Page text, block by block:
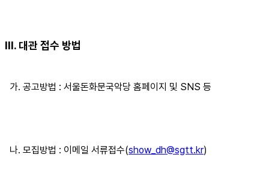
Ⅲ. 대관 접수 방법
가. 공고방법 : 서울돈화문국악당 홈페이지 및 SNS 등
나. 모집방법 : 이메일 서류접수(show_dh@sgtt.kr)